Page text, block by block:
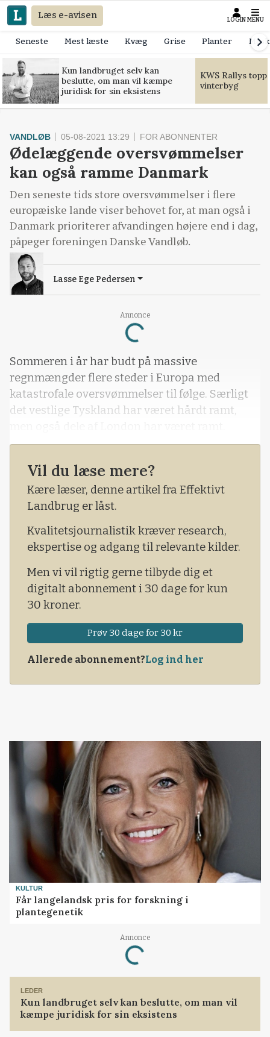
Læs e-avisen LOGIN MENU
Seneste Mest læste Kvæg Grise Planter
Kun landbruget selv kan
beslutte, om man vil kæmpe
juridisk for sin eksistens
KWS Rallys
vinterbyg
Annonce
Loading...
VANDLØB 05-08-2021 13:29 FOR ABONNENTER
Ødelæggende oversvømmelser
kan også ramme Danmark
Den seneste tids store oversvømmelser i flere
europæiske lande viser behovet for, at man også i
Danmark prioriterer afvandingen højere end i dag,
påpeger foreningen Danske Vandløb.
Lasse Ege Pedersen
Sommeren i år har budt på massive
regnmængder flere steder i Europa med
katastrofale oversvømmelser til følge. Særligt
det vestlige Tyskland har været hårdt ramt,
Vil du læse mere?
Kære læser, denne artikel fra Effektivt
Landbrug er låst.
Kvalitetsjournalistik kræver research,
ekspertise og adgang til relevante kilder.
Men vi vil rigtig gerne tilbyde dig et
digitalt abonnement i 30 dage for kun
30 kroner.
Prøv 30 dage for 30 kr
Allerede abonnement?Log ind her
KULTUR
Får langelandsk pris for forskning i
plantegenetik
Annonce
Loading...
LEDER
Kun landbruget selv kan beslutte, om man vil
kæmpe juridisk for sin eksistens